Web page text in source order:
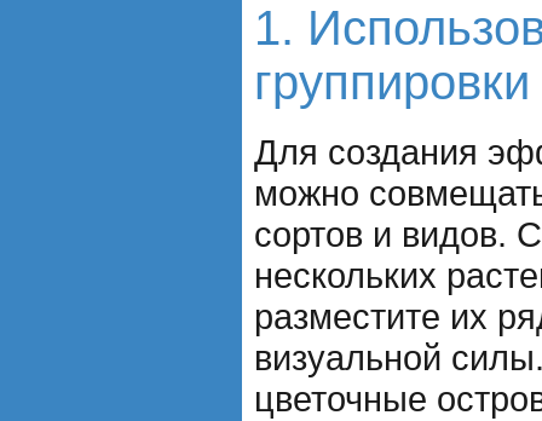
1.
группировки
Для создания
можно
сортов и видов.
нескольких
разместите их
визуальной
цветочные